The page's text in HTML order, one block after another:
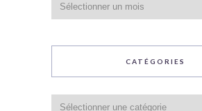
CATÉGORIES